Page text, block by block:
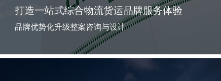
打造一站式综合物流货运品牌服务体验
品牌优势化升级整案咨询与设计